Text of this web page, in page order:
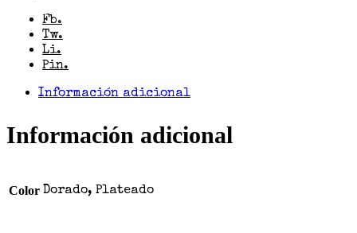
Fb.
Tw.
Li.
Pin.
Información adicional
Información adicional
Color Dorado, Plateado